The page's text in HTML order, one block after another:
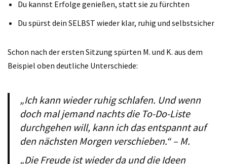
Du kannst Erfolge genießen, statt sie zu fürchten
Du spürst dein SELBST wieder klar, ruhig und selbstsicher
Schon nach der ersten Sitzung spürten M. und K. aus dem
Beispiel oben deutliche Unterschiede:
„Ich kann wieder ruhig schlafen. Und wenn
doch mal jemand nachts die To-Do-Liste
durchgehen will, kann ich das entspannt auf
den nächsten Morgen verschieben.“ – M.
„Die Freude ist wieder da und die Ideen